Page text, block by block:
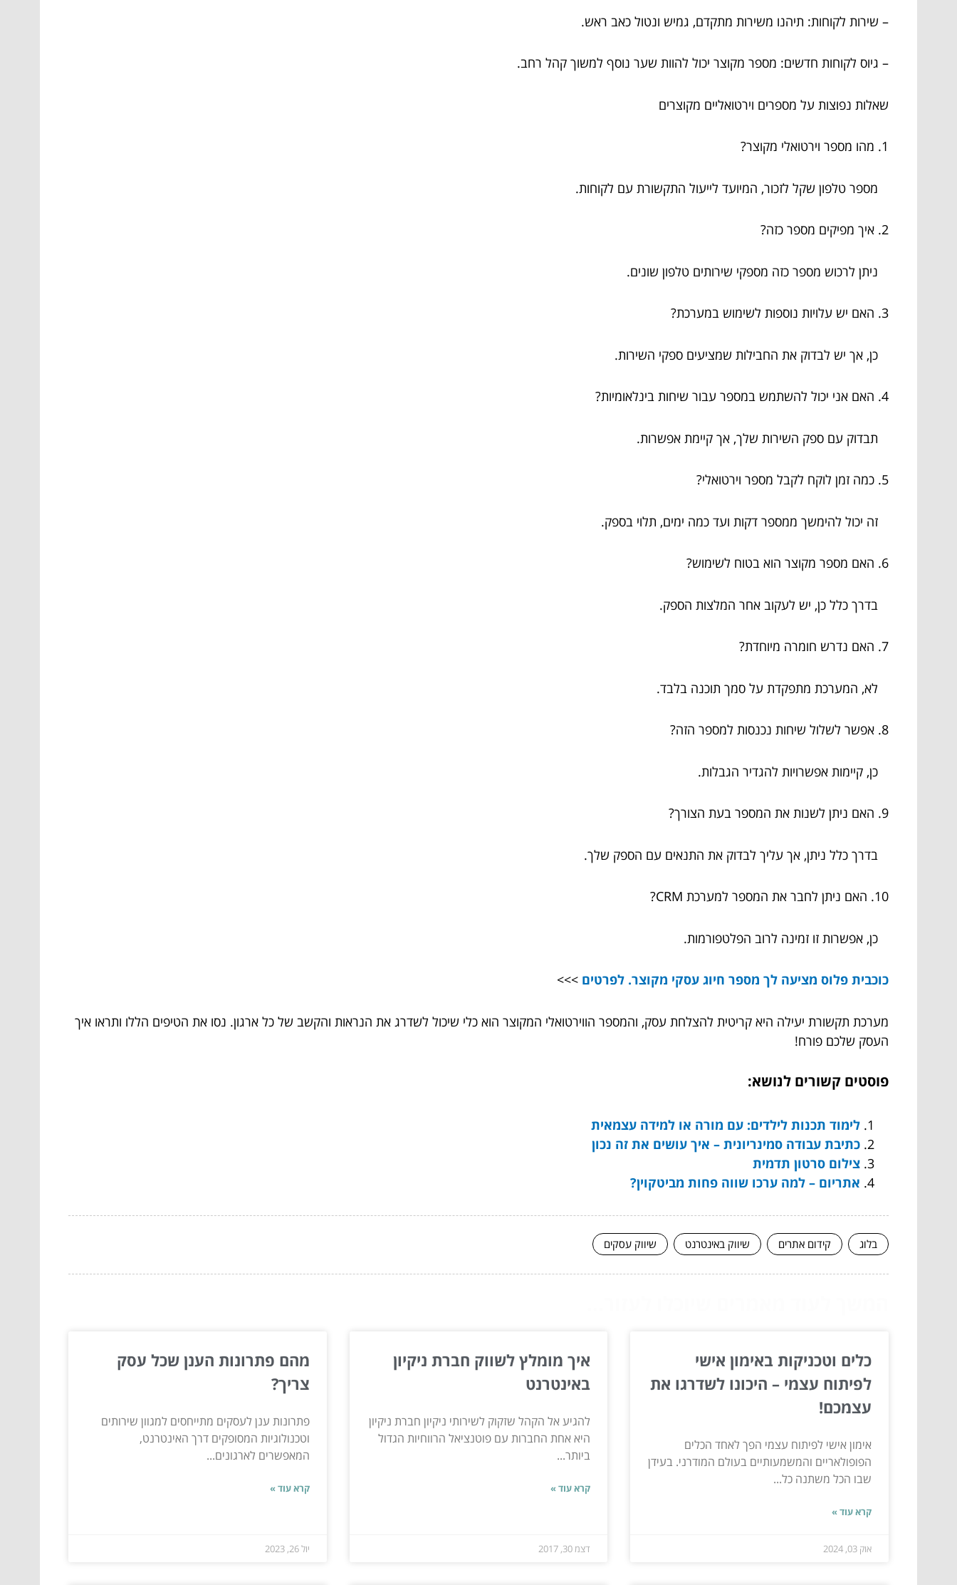
– שירות לקוחות: תיהנו משירות מתקדם, גמיש ונטול כאב ראש.
– גיוס לקוחות חדשים: מספר מקוצר יכול להוות שער נוסף למשוך קהל רחב.
שאלות נפוצות על מספרים וירטואליים מקוצרים
1. מהו מספר וירטואלי מקוצר?
מספר טלפון שקל לזכור, המיועד לייעול התקשורת עם לקוחות.
2. איך מפיקים מספר כזה?
ניתן לרכוש מספר כזה מספקי שירותים טלפון שונים.
3. האם יש עלויות נוספות לשימוש במערכת?
כן, אך יש לבדוק את החבילות שמציעים ספקי השירות.
4. האם אני יכול להשתמש במספר עבור שיחות בינלאומיות?
תבדוק עם ספק השירות שלך, אך קיימת אפשרות.
5. כמה זמן לוקח לקבל מספר וירטואלי?
זה יכול להימשך ממספר דקות ועד כמה ימים, תלוי בספק.
6. האם מספר מקוצר הוא בטוח לשימוש?
בדרך כלל כן, יש לעקוב אחר המלצות הספק.
7. האם נדרש חומרה מיוחדת?
לא, המערכת מתפקדת על סמך תוכנה בלבד.
8. אפשר לשלול שיחות נכנסות למספר הזה?
כן, קיימות אפשרויות להגדיר הגבלות.
9. האם ניתן לשנות את המספר בעת הצורך?
בדרך כלל ניתן, אך עליך לבדוק את התנאים עם הספק שלך.
10. האם ניתן לחבר את המספר למערכת CRM?
כן, אפשרות זו זמינה לרוב הפלטפורמות.
כוכבית פלוס מציעה לך מספר חיוג עסקי מקוצר. לפרטים >>>
מערכת תקשורת יעילה היא קריטית להצלחת עסק, והמספר הווירטואלי המקוצר הוא כלי שיכול לשדרג את הנראות והקשב של כל ארגון. נסו את הטיפים הללו ותראו איך
העסק שלכם פורח!
פוסטים קשורים לנושא:
לימוד תכנות לילדים: עם מורה או למידה עצמאית
כתיבת עבודה סמינריונית – איך עושים את זה נכון
צילום סרטון תדמית
אתריום – למה ערכו שווה פחות מביטקוין?
בלוג קידום אתרים שיווק באינטרנט שיווק עסקים
כלים וטכניקות באימון אישי
לפיתוח עצמי – היכונו לשדרגו את
עצמכם!
אימון אישי לפיתוח עצמי הפך לאחד הכלים
הפופולאריים והמשמעותיים בעולם המודרני. בעידן
שבו הכל משתנה כל...
קרא עוד »
אוק 03, 2024
איך מומלץ לשווק חברת ניקיון
באינטרנט
להגיע אל הקהל שזקוק לשירותי ניקיון חברת ניקיון
היא אחת החברות עם פוטנציאל הרווחיות הגדול
ביותר...
קרא עוד »
דצמ 30, 2017
מהם פתרונות הענן שכל עסק
צריך?
פתרונות ענן לעסקים מתייחסים למגוון שירותים
וטכנולוגיות המסופקים דרך האינטרנט,
המאפשרים לארגונים...
קרא עוד »
יול 26, 2023